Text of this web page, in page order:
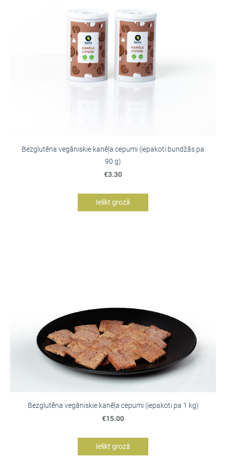
Bezglutēna vegāniskie kanēļa cepumi (iepakoti bundžās pa
90 g)
€3.30
Ielikt grozā
Bezglutēna vegāniskie kanēļa cepumi (iepakoti pa 1 kg)
€15.00
Ielikt grozā